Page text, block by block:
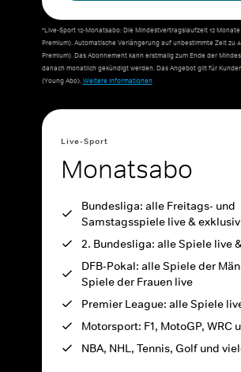
*Live-Sport 12-Monatsabo: Die Mindestvertragslaufzeit 12
Premium). Automatische Verlängerung auf unbestimmte Zeit zu
Premium). Das Abonnement kann erstmalig zum Ende der
danach monatlich gekündigt werden. Das Angebot gilt für
(Young Abo).Weitere Informationen
Live-Sport
Monatsabo
Bundesliga: alle Freitags- und
Samstagsspiele live & exklusiv
2. Bundesliga: alle Spiele live
DFB-Pokal: alle Spiele der
Spiele der Frauen live
Premier League: alle Spiele
Motorsport: F1, MotoGP, WRC
NBA, NHL, Tennis, Golf und